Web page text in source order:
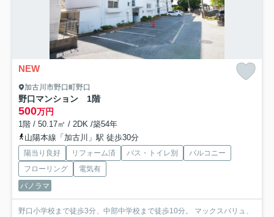
NEW
加古川市野口町野口
野口マンション 1階
500万円
1階 / 50.17㎡ / 2DK /築54年
山陽本線「加古川」駅 徒歩30分
陽当り良好 リフォーム済 バス・トイレ別
バルコニー
フローリング
電気有
パノラマ
野口小学校まで徒歩3分、中部中学校まで徒歩10分。 マックスバリュ、